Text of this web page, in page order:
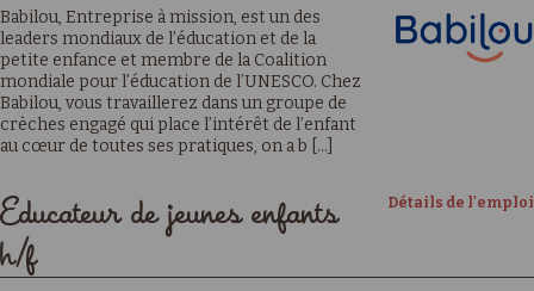
Babilou, Entreprise à mission, est un des
leaders mondiaux de l’éducation et de la
petite enfance et membre de la Coalition
mondiale pour l’éducation de l’UNESCO. Chez
Babilou, vous travaillerez dans un groupe de
crèches engagé qui place l’intérêt de l’enfant
au cœur de toutes ses pratiques, on a b [...]
Détails de l'emploi
Educateur de jeunes enfants
h/f